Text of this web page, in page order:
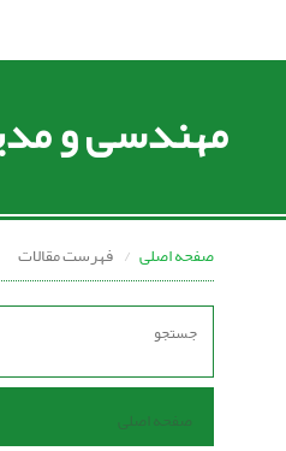
مهندسی و
صفحه اصلی فهرست مقالات
صفحه اصلی